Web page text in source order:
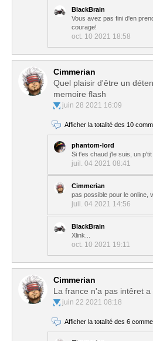
BlackBrain
Vous avez pas fini d'en
courage!
oct. 10 2021 18:58
Cimmerian
Quel plaisir d'être un
memoire flash
juin 28 2021 16:09
Afficher la totalité des 10
phantom-lord
Si t'es chaud j'le suis, un
juil. 04 2021 08:41
Cimmerian
pas possible pour le online,
juil. 04 2021 14:56
BlackBrain
Xlink...
oct. 10 2021 19:11
Cimmerian
La france n'a pas intêret
juin 22 2021 08:18
Afficher la totalité des 6